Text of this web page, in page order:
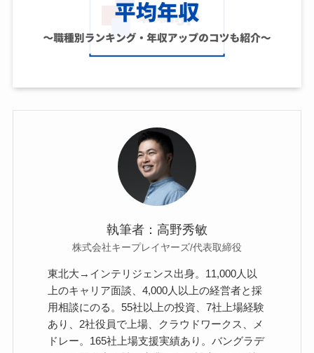
執筆者：高野秀敏
株式会社キープレイヤーズ/代表取締役
東北大→インテリジェンス出身。11,000人以
上のキャリア面談、4,000人以上の経営者と採
用相談にのる。55社以上の投資、7社上場経験
あり、2社役員で上場、クラウドワークス、メ
ドレー。165社上場支援実績あり。バングラデ